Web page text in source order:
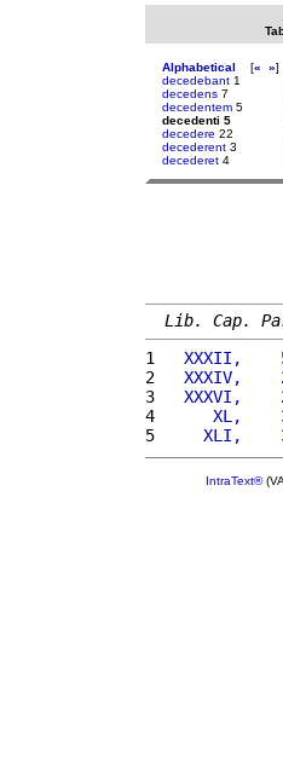
Alphabetical [« »]
decedebant 1
decedens 7
decedentem 5
decedenti 5
decedere 22
decederent 3
decederet 4
Lib. Cap.
1
XXXII,
2
XXXIV,
3
XXXVI,
4
XL,
5
XLI,
IntraText®